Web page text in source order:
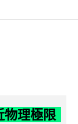
物理極限